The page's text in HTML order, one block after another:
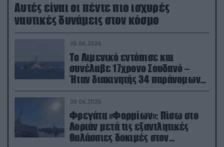
Aυτές είναι οι πέντε πιο ισχυρές
ναυτικές δυνάμεις στον κόσμο
30.06.2026
Το Λιμενικό εντόπισε και
συνέλαβε 17χρονο Σουδανό –
Ήταν διακινητής 34 παράνομων
μεταναστών
30.06.2026
Φρεγάτα «Φορμίων»: Πίσω στο
Λοριάν μετά τις εξαντλητικές
θαλάσσιες δοκιμές στον